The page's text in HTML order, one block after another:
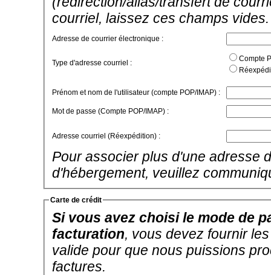
courriel, laissez ces champs vides.
Adresse de courrier électronique :
Type d'adresse courriel :
Compte
Prénom et nom de l'utilisateur (compte POP/IMAP) :
Mot de passe (Compte POP/IMAP) :
Adresse courriel (Réexpédition) :
Pour associer plus d'une adresse
d'hébergement, veuillez
Carte de crédit
Si vous avez choisi le mode de
facturation, vous devez fournir
valide pour que nous puissions
factures.